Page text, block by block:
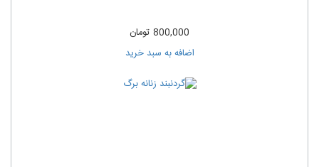
800,000 تومان
اضافه به سبد خرید